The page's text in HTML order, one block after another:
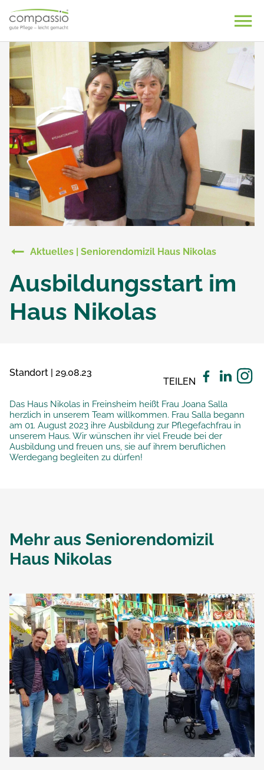
content
Aktuelles | Seniorendomizil Haus Nikolas
Ausbildungsstart im
Haus Nikolas
Standort | 29.08.23
TEILEN
Das Haus Nikolas in Freinsheim heißt Frau Joana Salla
herzlich in unserem Team willkommen. Frau Salla begann
am 01. August 2023 ihre Ausbildung zur Pflegefachfrau in
unserem Haus. Wir wünschen ihr viel Freude bei der
Ausbildung und freuen uns, sie auf ihrem beruflichen
Werdegang begleiten zu dürfen!
Mehr aus Seniorendomizil
Haus Nikolas